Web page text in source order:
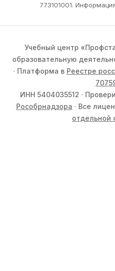
773101001.
Учебный центр
образовательную
· Платформа в Реестре
ИНН 5404035512 ·
Рособрнадзора · Все
отдельной